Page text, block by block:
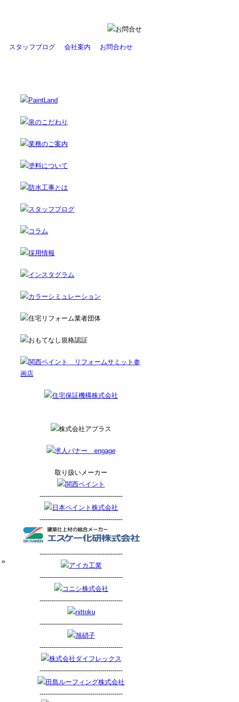
スタッフブログ 会社案内 お問合わせ
»
取り扱いメーカー
-----------------------------------------
-----------------------------------------
-----------------------------------------
-----------------------------------------
-----------------------------------------
-----------------------------------------
-----------------------------------------
-----------------------------------------
-----------------------------------------